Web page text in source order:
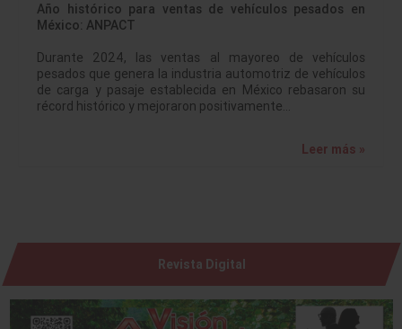
Año histórico para ventas de vehículos pesados en
México: ANPACT
Durante 2024, las ventas al mayoreo de vehículos
pesados que genera la industria automotriz de vehículos
de carga y pasaje establecida en México rebasaron su
récord histórico y mejoraron positivamente…
Leer más »
Revista Digital